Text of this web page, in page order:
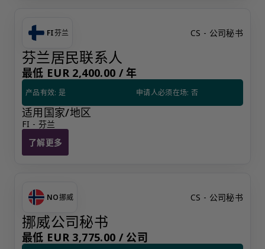
FI芬兰 CS - 公司秘书
芬兰居民联系人
最低 EUR 2,400.00 /年
产品有效: 是 申请人必须在场: 否
适用国家/地区
FI - 芬兰
了解更多
芬兰居民联系人
NO挪威 CS - 公司秘书
挪威公司秘书
最低 EUR 3,775.00 /公司